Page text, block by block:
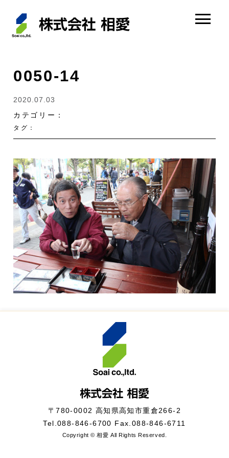
0050-14
2020.07.03
カテゴリー：
タグ：
〒780-0002 高知県高知市重倉266-2
Tel.088-846-6700 Fax.088-846-6711
Copyright © 相愛 All Rights Reserved.